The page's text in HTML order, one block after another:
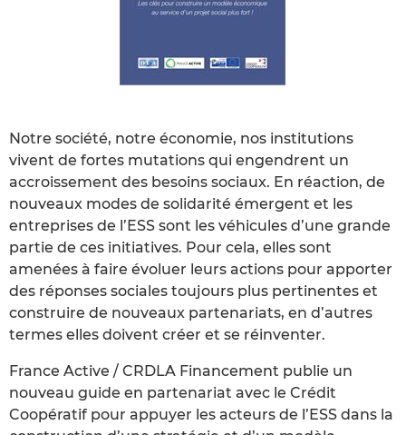
Notre société, notre économie, nos institutions
vivent de fortes mutations qui engendrent un
accroissement des besoins sociaux. En réaction, de
nouveaux modes de solidarité émergent et les
entreprises de l’ESS sont les véhicules d’une grande
partie de ces initiatives. Pour cela, elles sont
amenées à faire évoluer leurs actions pour apporter
des réponses sociales toujours plus pertinentes et
construire de nouveaux partenariats, en d’autres
termes elles doivent créer et se réinventer.
France Active / CRDLA Financement publie un
nouveau guide en partenariat avec le Crédit
Coopératif pour appuyer les acteurs de l’ESS dans la